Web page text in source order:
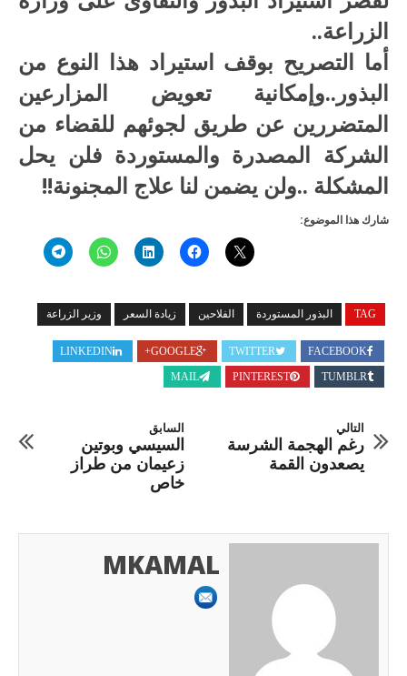
الزراعة..
أما التصريح بوقف استيراد هذا النوع من
البذور..وإمكانية تعويض المزارعين
المتضررين عن طريق لجوئهم للقضاء من
الشركة المصدرة والمستوردة فلن يحل
المشكلة ..ولن يضمن لنا علاج المجنونة!!
شارك هذا الموضوع:
TAG البذور المستوردة الفلاحين زيادة السعر وزير الزراعة
FACEBOOK
TWITTER
GOOGLE+
LINKEDIN
TUMBLR
PINTEREST
MAIL
السابق
السيسي وبوتين
زعيمان من طراز
خاص
التالي
رغم الهجمة الشرسة
يصعدون القمة
MKAMAL